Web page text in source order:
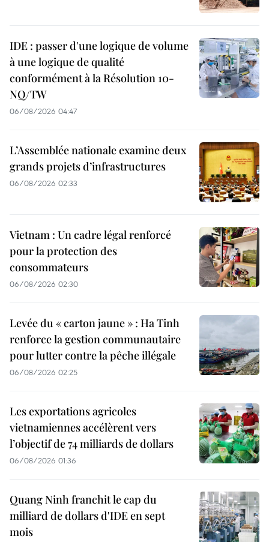
IDE : passer d'une logique de volume
à une logique de qualité
conformément à la Résolution 10-
NQ/TW
06/08/2026 04:47
L’Assemblée nationale examine deux
grands projets d’infrastructures
06/08/2026 02:33
Vietnam : Un cadre légal renforcé
pour la protection des
consommateurs
06/08/2026 02:30
Levée du « carton jaune » : Ha Tinh
renforce la gestion communautaire
pour lutter contre la pêche illégale
06/08/2026 02:25
Les exportations agricoles
vietnamiennes accélèrent vers
l’objectif de 74 milliards de dollars
06/08/2026 01:36
Quang Ninh franchit le cap du
milliard de dollars d'IDE en sept
mois